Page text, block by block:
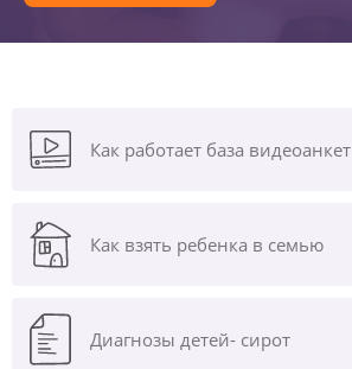
Как работает база видеоанкет
Как взять ребенка в семью
Диагнозы детей- сирот